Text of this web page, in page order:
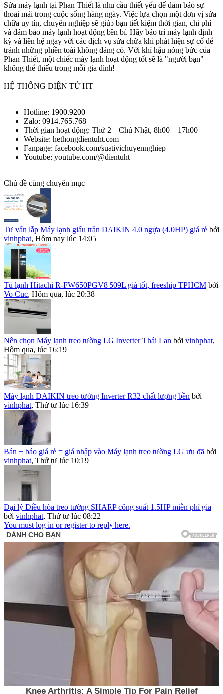
Sửa máy lạnh tại Phan Thiết là nhu cầu thiết yếu để đảm bảo sự
thoải mái trong cuộc sống hàng ngày. Việc lựa chọn một đơn vị sửa
chữa uy tín, chuyên nghiệp sẽ giúp bạn tiết kiệm thời gian, chi phí
và đảm bảo máy lạnh hoạt động bền bỉ. Hãy bảo trì máy lạnh định
kỳ và liên hệ ngay với các dịch vụ sửa chữa khi phát hiện sự cố để
tránh những phiền toái không đáng có. Với khí hậu nóng bức của
Phan Thiết, một chiếc máy lạnh hoạt động tốt sẽ là "người bạn"
không thể thiếu trong mỗi gia đình!
HỆ THỐNG ĐIỆN TỬ HT
Hotline: 1900.9200
Zalo: 0914.765.768
Thời gian hoạt động: Thứ 2 – Chủ Nhật, 8h00 – 17h00
Website: hethongdientuht.com
Fanpage: facebook.com/suativichuyennghiep
Youtube: youtube.com/@dientuht
Chủ đề cùng chuyên mục
Tư vấn lắp Máy lạnh giấu trần DAIKIN 4.0 ngựa (4.0HP) giá rẻ bởi
vinhphat, Hôm nay lúc 14:05
Tủ lạnh Hitachi R-FW650PGV8 509L giá tốt, freeship TPHCM bởi
Vo Cuc, Hôm qua, lúc 20:38
Nên chọn Máy lạnh treo tường LG Inverter Thái Lan bởi vinhphat,
Hôm qua, lúc 16:19
Máy lạnh DAIKIN treo tường Inverter R32 chất lượng bền bởi
vinhphat, Thứ tư lúc 16:39
Bán + báo giá rẻ = giá nhập vào Máy lạnh treo tường LG ưu đã bởi
vinhphat, Thứ tư lúc 10:19
Đại lý Điều hòa treo tường SHARP công suất 1.5HP miễn phí gia
bởi vinhphat, Thứ tư lúc 08:22
You must log in or register to reply here.